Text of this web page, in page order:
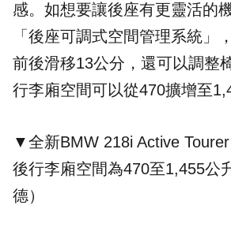
感。如想要讓後座有更靈活的
「後座可調式空間管理系統」
前後滑移13公分，還可以調整
行李廂空間可以從470擴增至
▼全新BMW 218i Active
後行李廂空間為470至1,455公
德）